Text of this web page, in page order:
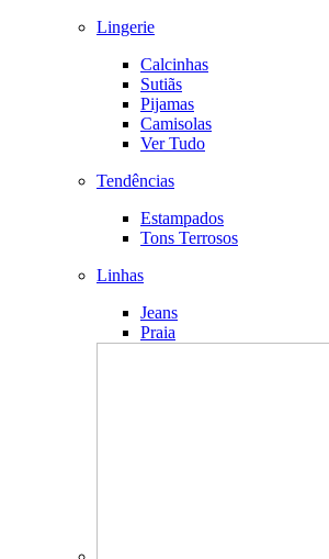
Lingerie
Calcinhas
Sutiãs
Pijamas
Camisolas
Ver Tudo
Tendências
Estampados
Tons Terrosos
Linhas
Jeans
Praia